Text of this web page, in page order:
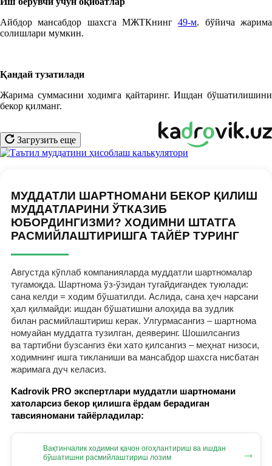
Айбдор мансабдор шахсга МЖТКнинг49-м. бўйича жарима
солишлари мумкин.
Қандай тузатилади
Жарима суммасини ходимга қайтаринг. Ишдан бўшатилишини
бекор қилманг.
Загрузить еще
МУДДАТЛИ ШАРТНОМАНИ БЕКОР ҚИЛИШ
МУДДАТЛАРИНИ ЎТКАЗИБ
ЮБОРДИНГИЗМИ? ХОДИМНИ ШТАТГА
РАСМИЙЛАШТИРИШГА ТАЙЁР ТУРИНГ
Августда кўплаб компанияларда муддатли шартномалар
тугамоқда. Шартнома ўз-ўзидан тугайдигандек туюлади:
сана келди = ходим бўшатилди. Аслида, сана ҳеч нарсани
ҳал қилмайди: ишдан бўшатишни алоҳида ва зудлик
билан расмийлаштириш керак. Улгурмасангиз – шартнома
номуайан муддатга тузилган, деяверинг. Шошилсангиз
ва тартибни бузсангиз ёки хато қилсангиз – меҳнат низоси,
ходимнинг ишга тикланиши ва мансабдор шахсга нисбатан
жаримага дуч келасиз.
Kadrovik PRO экспертлари муддатли шартномани
хатоларсиз бекор қилишга ёрдам берадиган
тавсияномани тайёрладилар:
Вақтинчалик ходимни қачон огоҳлантириш ва ишдан
бўшатишни расмийлаштириш лозим
→